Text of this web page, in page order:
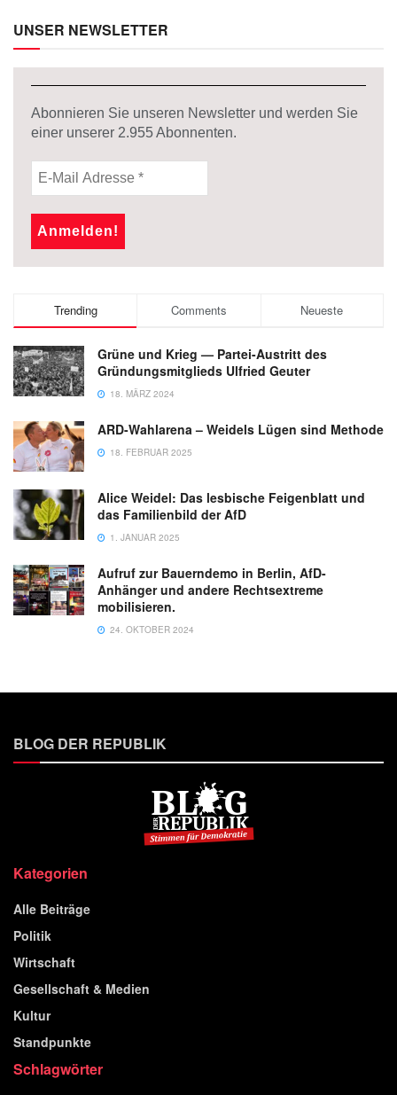
UNSER NEWSLETTER
Abonnieren Sie unseren Newsletter und werden Sie
einer unserer 2.955Abonnenten.
Trending Comments Neueste
Grüne und Krieg — Partei-Austritt des
Gründungsmitglieds Ulfried Geuter
18. MÄRZ 2024
ARD-Wahlarena – Weidels Lügen sind Methode
18. FEBRUAR 2025
Alice Weidel: Das lesbische Feigenblatt und
das Familienbild der AfD
1. JANUAR 2025
Aufruf zur Bauerndemo in Berlin, AfD-
Anhänger und andere Rechtsextreme
mobilisieren.
24. OKTOBER 2024
BLOG DER REPUBLIK
Kategorien
Alle Beiträge
Politik
Wirtschaft
Gesellschaft & Medien
Kultur
Standpunkte
Schlagwörter